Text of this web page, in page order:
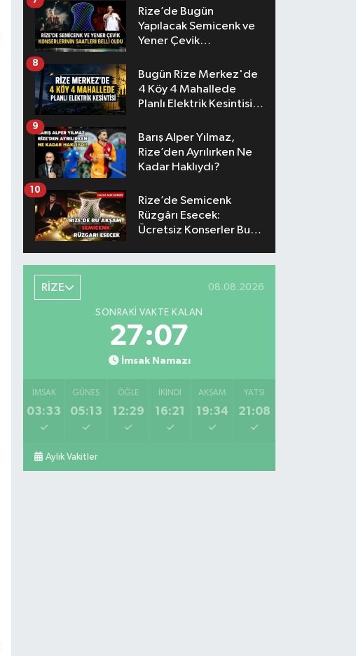
Rize’de Bugün
Yapılacak Semicenk ve
Yener Çevik
Belli Oldu
Bugün Rize Merkez'de
4 Köy 4 Mahallede
Planlı Elektrik Kesintisi
8
Barış Alper Yılmaz,
Rize’den Ayrılırken Ne
Kadar Haklıydı?
9
Rize’de Semicenk
Rüzgârı Esecek:
Ücretsiz Konserler Bu
10
RİZE 08.08.2026
SONRAKI VAKTE KALAN
27:06
İmsak Namazı
İMSAK
03:33
GÜNEŞ
05:13
ÖĞLE
12:29
İKINDI
16:21
AKŞAM
19:34
YATSI
21:08
Aylık Vakitler